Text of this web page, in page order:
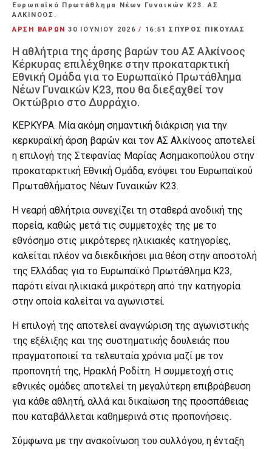
Ευρωπαϊκό Πρωτάθλημα Νέων Γυναικών Κ23. ΑΣ
ΑΛΚΙΝΟΟΣ.
ΑΡΣΗ ΒΑΡΩΝ 30 ΙΟΥΝΊΟΥ 2026/ 16:51 ΣΠΥΡΟΣ ΠΙΚΟΥΛΑΣ
Η αθλήτρια της άρσης βαρών του ΑΣ Αλκίνοος
Κέρκυρας επιλέχθηκε στην προκαταρκτική
Εθνική Ομάδα για το Ευρωπαϊκό Πρωτάθλημα
Νέων Γυναικών Κ23, που θα διεξαχθεί τον
Οκτώβριο στο Δυρράχιο.
ΚΕΡΚΥΡΑ. Μία ακόμη σημαντική διάκριση για την
κερκυραϊκή άρση βαρών και τον ΑΣ Αλκίνοος αποτελεί
η επιλογή της Στεφανίας Μαρίας Ασημακοπούλου στην
προκαταρκτική Εθνική Ομάδα, ενόψει του Ευρωπαϊκού
Πρωταθλήματος Νέων Γυναικών Κ23.
Η νεαρή αθλήτρια συνεχίζει τη σταθερά ανοδική της
πορεία, καθώς μετά τις συμμετοχές της με το
εθνόσημο στις μικρότερες ηλικιακές κατηγορίες,
καλείται πλέον να διεκδικήσει μια θέση στην αποστολή
της Ελλάδας για το Ευρωπαϊκό Πρωτάθλημα Κ23,
παρότι είναι ηλικιακά μικρότερη από την κατηγορία
στην οποία καλείται να αγωνιστεί.
Η επιλογή της αποτελεί αναγνώριση της αγωνιστικής
της εξέλιξης και της συστηματικής δουλειάς που
πραγματοποιεί τα τελευταία χρόνια μαζί με τον
προπονητή της, Ηρακλή Ροδίτη. Η συμμετοχή στις
εθνικές ομάδες αποτελεί τη μεγαλύτερη επιβράβευση
για κάθε αθλητή, αλλά και δικαίωση της προσπάθειας
που καταβάλλεται καθημερινά στις προπονήσεις.
Σύμφωνα με την ανακοίνωση του συλλόγου, η ένταξη